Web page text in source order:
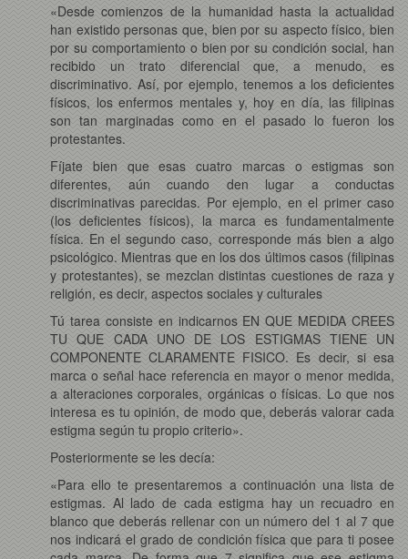
«Desde comienzos de la humanidad hasta la actualidad
han existido personas que, bien por su aspecto físico, bien
por su comportamiento o bien por su condición social, han
recibido un trato diferencial que, a menudo, es
discriminativo. Así, por ejemplo, tenemos a los deficientes
físicos, los enfermos mentales y, hoy en día, las filipinas
son tan marginadas como en el pasado lo fueron los
protestantes.
Fíjate bien que esas cuatro marcas o estigmas son
diferentes, aún cuando den lugar a conductas
discriminativas parecidas. Por ejemplo, en el primer caso
(los deficientes físicos), la marca es fundamentalmente
física. En el segundo caso, corresponde más bien a algo
psicológico. Mientras que en los dos últimos casos (filipinas
y protestantes), se mezclan distintas cuestiones de raza y
religión, es decir, aspectos sociales y culturales
Tú tarea consiste en indicarnos EN QUE MEDIDA CREES
TU QUE CADA UNO DE LOS ESTIGMAS TIENE UN
COMPONENTE CLARAMENTE FISICO. Es decir, si esa
marca o señal hace referencia en mayor o menor medida,
a alteraciones corporales, orgánicas o físicas. Lo que nos
interesa es tu opinión, de modo que, deberás valorar cada
estigma según tu propio criterio».
Posteriormente se les decía:
«Para ello te presentaremos a continuación una lista de
estigmas. Al lado de cada estigma hay un recuadro en
blanco que deberás rellenar con un número del 1 al 7 que
nos indicará el grado de condición física que para ti posee